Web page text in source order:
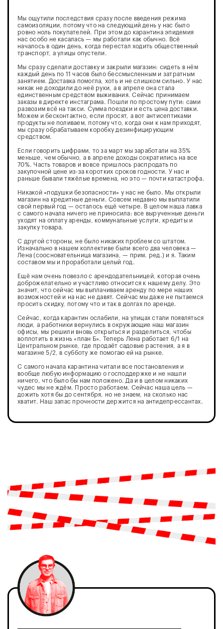
Мы ощутили последствия сразу после введения режима
самоизоляции, потому что на следующий день у нас было
ровно ноль покупателей. При этом до карантина эпидемия
нас особо не касалась — мы работали как обычно. Всё
началось в один день, когда перестал ходить общественный
транспорт, а улицы опустели.
Мы сразу сделали доставку и закрыли магазин: сидеть в нём
каждый день по 11 часов было бессмысленным и затратным
занятием. Доставка помогла, хоть и не слишком сильно. У нас
никак не доходили до неё руки, а в апреле она стала
единственным средством выживания. Сейчас принимаем
заказы в директе инстаграма. Пошли по простому пути: сами
развозим всё на такси. Сумма поездки и есть цена доставки.
Можем и бесконтактно, если просят, а вот антисептиками
продукты не поливаем, потому что, когда они к нам приходят,
мы сразу обрабатываем коробку дезинфицирующим
средством.
Если говорить цифрами, то за март мы заработали на 35%
меньше, чем обычно, а в апреле доходы сократились на все
70%. Часть товаров и вовсе пришлось распродать по
закупочной цене из-за коротких сроков годности. У нас и
раньше бывали тяжёлые времена, но это — почти катастрофа.
Никакой «подушки безопасности» у нас не было. Мы открыли
магазин на кредитные деньги. Совсем недавно мы выплатили
свой первый год — осталось ещё четыре. В целом наша лавка
с самого начала ничего не приносила: все вырученные деньги
уходят на оплату аренды, коммунальные услуги, кредиты и
закупку товара.
С другой стороны, не было никаких проблем со штатом.
Изначально в нашем коллективе были всего два человека —
Лена (соосновательница магазина, — прим. ред.) и я. Таким
составом мы и проработали целый год.
Ещё нам очень повезло с арендодательницей, которая очень
доброжелательно и участливо относится к нашему делу. Это
значит, что сейчас мы выплачиваем аренду по мере наших
возможностей и на нас не давят. Сейчас мы даже не пытаемся
просить скидку, потому что и так в долгах по аренде.
Сейчас, когда карантин ослабили, на улицах стали появляться
люди, а работники вернулись в окружающие наш магазин
офисы, мы решили вновь открыться и разделиться, чтобы
воплотить в жизнь «план Б». Теперь Лена работает 6/1 на
Центральном рынке, где продаёт садовые растения, а я в
магазине 5/2, в субботу же помогаю ей на рынке.
С самого начала карантина читали все постановления и
вообще любую информацию о господдержке и не нашли
ничего, что было бы нам положено. Да и в целом никаких
чудес мы не ждём. Просто работаем. Сейчас наша цель —
дожить хотя бы до сентября, но не знаем, на сколько нас
хватит. Наш запас прочности держится на антидепрессантах.